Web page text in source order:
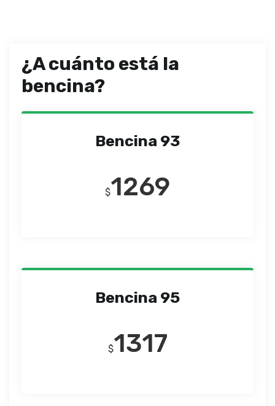
¿A cuánto está la
bencina?
Bencina 93
$1269
Bencina 95
$1317